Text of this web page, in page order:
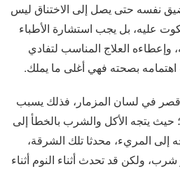
نفسه حتى يصل إلى الاختناق ليس
عليه، بل يجب استشارة الأطباء
العلاج المناسب لتفادي
بصحته فهي أغلى ما يملك.
قصر في لسان المزمار، فذلك يسبب
حيث يتجه الأكل والشرب بالخطأ إلى
إلى المريء، محدثا تلك الشرقة،
ولكن قد تحدث أثناء النوم أثناء